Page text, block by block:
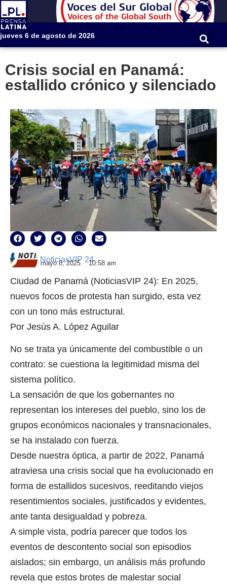
jueves 6 de agosto de 2026
Crisis social en Panamá:
estallido crónico y silenciado
NoticiasVIP 24
mayo 8, 2025 10:58 am
Ciudad de Panamá (NoticiasVIP 24): En 2025,
nuevos focos de protesta han surgido, esta vez
con un tono más estructural.
Por Jesús A. López Aguilar
No se trata ya únicamente del combustible o un
contrato: se cuestiona la legitimidad misma del
sistema político.
La sensación de que los gobernantes no
representan los intereses del pueblo, sino los de
grupos económicos nacionales y transnacionales,
se ha instalado con fuerza.
Desde nuestra óptica, a partir de 2022, Panamá
atraviesa una crisis social que ha evolucionado en
forma de estallidos sucesivos, reeditando viejos
resentimientos sociales, justificados y evidentes,
ante tanta desigualdad y pobreza.
A simple vista, podría parecer que todos los
eventos de descontento social son episodios
aislados; sin embargo, un análisis más profundo
revela que estos brotes de malestar social